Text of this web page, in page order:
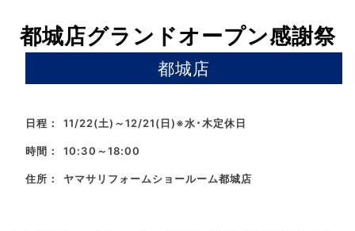
都城店グランドオープン感謝祭
都城店
日程： 11/22(土)～12/21(日)※水･木定休日
時間： 10:30～18:00
住所： ヤマサリフォームショールーム都城店